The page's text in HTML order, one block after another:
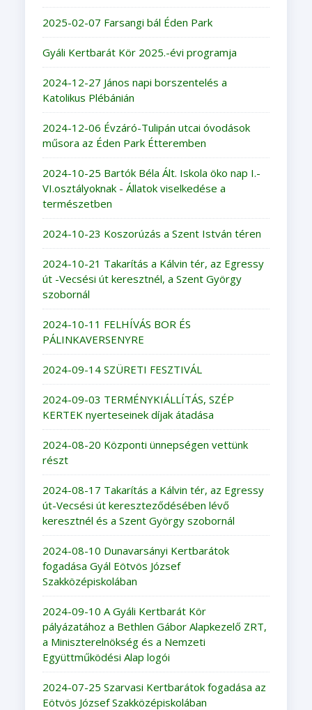
2025-02-07 Farsangi bál Éden Park
Gyáli Kertbarát Kör 2025.-évi programja
2024-12-27 János napi borszentelés a
Katolikus Plébánián
2024-12-06 Évzáró-Tulipán utcai óvodások
műsora az Éden Park Étteremben
2024-10-25 Bartók Béla Ált. Iskola öko nap I.-
VI.osztályoknak - Állatok viselkedése a
természetben
2024-10-23 Koszorúzás a Szent István téren
2024-10-21 Takarítás a Kálvin tér, az Egressy
út -Vecsési út keresztnél, a Szent György
szobornál
2024-10-11 FELHÍVÁS BOR ÉS
PÁLINKAVERSENYRE
2024-09-14 SZÜRETI FESZTIVÁL
2024-09-03 TERMÉNYKIÁLLÍTÁS, SZÉP
KERTEK nyerteseinek díjak átadása
2024-08-20 Központi ünnepségen vettünk
részt
2024-08-17 Takarítás a Kálvin tér, az Egressy
út-Vecsési út kereszteződésében lévő
keresztnél és a Szent György szobornál
2024-08-10 Dunavarsányi Kertbarátok
fogadása Gyál Eötvös József
Szakközépiskolában
2024-09-10 A Gyáli Kertbarát Kör
pályázatához a Bethlen Gábor Alapkezelő ZRT,
a Miniszterelnökség és a Nemzeti
Együttműködési Alap logói
2024-07-25 Szarvasi Kertbarátok fogadása az
Eötvös József Szakközépiskolában